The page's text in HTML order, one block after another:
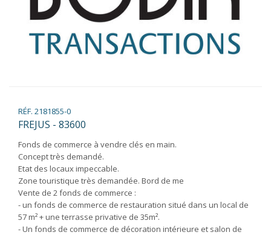
RÉF. 2181855-0
FREJUS - 83600
Fonds de commerce à vendre clés en main.
Concept très demandé.
Etat des locaux impeccable.
Zone touristique très demandée. Bord de me
Vente de 2 fonds de commerce :
- un fonds de commerce de restauration situé dans un local de
57 m² + une terrasse privative de 35m².
- Un fonds de commerce de décoration intérieure et salon de